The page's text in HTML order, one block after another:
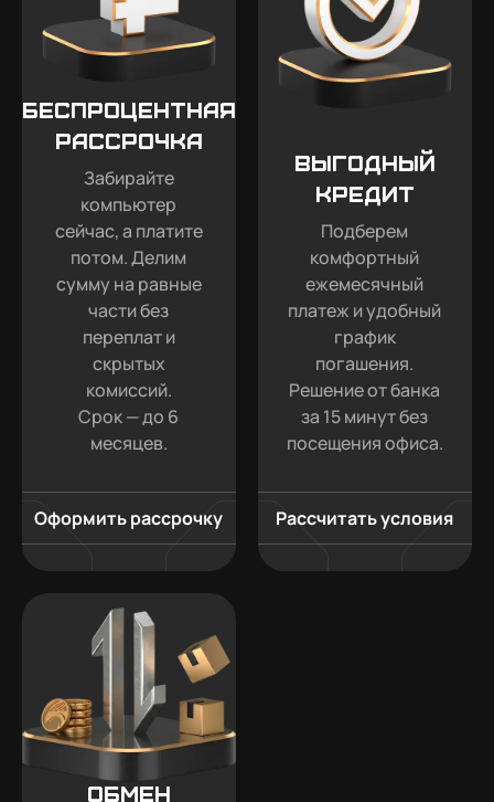
Беспроцентная
рассрочка
Забирайте
компьютер
сейчас, а платите
потом. Делим
сумму на равные
части без
переплат и
скрытых
комиссий.
Срок — до 6
месяцев.
Оформить рассрочку
Выгодный
кредит
Подберем
комфортный
ежемесячный
платеж и удобный
график
погашения.
Решение от банка
за 15 минут без
посещения офиса.
Рассчитать условия
Обмен